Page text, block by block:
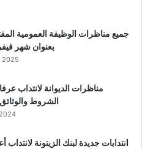
جميع مناظرات الوظيفة العمومية
بعنوان شهر فيفري
2025
مناظرات الديوانة لانتداب
الشروط
انتدابات جديدة لبنك الزيتونة لانتداب